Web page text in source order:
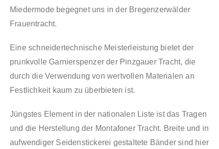
Miedermode begegnet uns in der Bregenzerwälder
Frauentracht.
Eine schneidertechnische Meisterleistung bietet der
prunkvolle Garnierspenzer der Pinzgauer Tracht, die
durch die Verwendung von wertvollen Materialen an
Festlichkeit kaum zu überbieten ist.
Jüngstes Element in der nationalen Liste ist das Tragen
und die Herstellung der Montafoner Tracht. Breite und in
aufwendiger Seidenstickerei gestaltete Bänder sind hier